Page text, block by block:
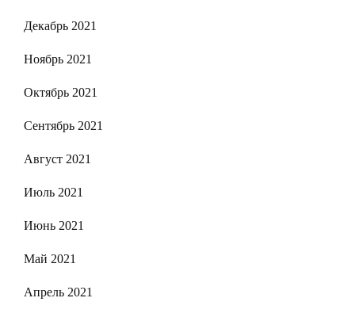
Декабрь 2021
Ноябрь 2021
Октябрь 2021
Сентябрь 2021
Август 2021
Июль 2021
Июнь 2021
Май 2021
Апрель 2021